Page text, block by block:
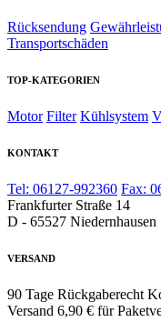
Rücksendung
Transportschäden
TOP-KATEGORIEN
Motor Filter Kühlsystem
KONTAKT
Tel: 06127-992360 Fax:
Frankfurter Straße 14
D - 65527 Niedernhausen
VERSAND
90 Tage Rückgaberecht
Versand 6,90 € für